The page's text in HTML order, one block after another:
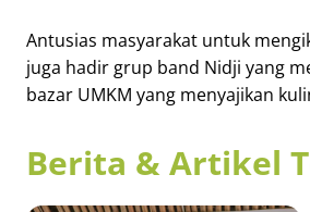
Antusias masyarakat untuk
juga hadir grup band Nidji yang
bazar UMKM yang menyajikan
Berita & Artikel